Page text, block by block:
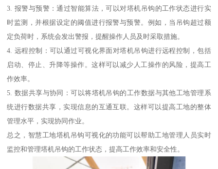
3. 报警与预警：通过智能算法，可以对塔机吊钩的工作状态进行实
时监测，并根据设定的阈值进行报警与预警。例如，当吊钩超过额
定负荷时，系统会发出警报，提醒操作人员及时采取措施。
4. 远程控制：可以通过可视化界面对塔机吊钩进行远程控制，包括
启动、停止、升降等操作。这样可以减少人工操作的风险，提高工
作效率。
5. 数据共享与协同：可以将塔机吊钩的工作数据与其他工地管理系
统进行数据共享，实现信息的互通互联。这样可以提高工地的整体
管理水平，实现协同作业。
总之，智慧工地塔机吊钩可视化的功能可以帮助工地管理人员实时
监控和管理塔机吊钩的工作状态，提高工作效率和安全性。